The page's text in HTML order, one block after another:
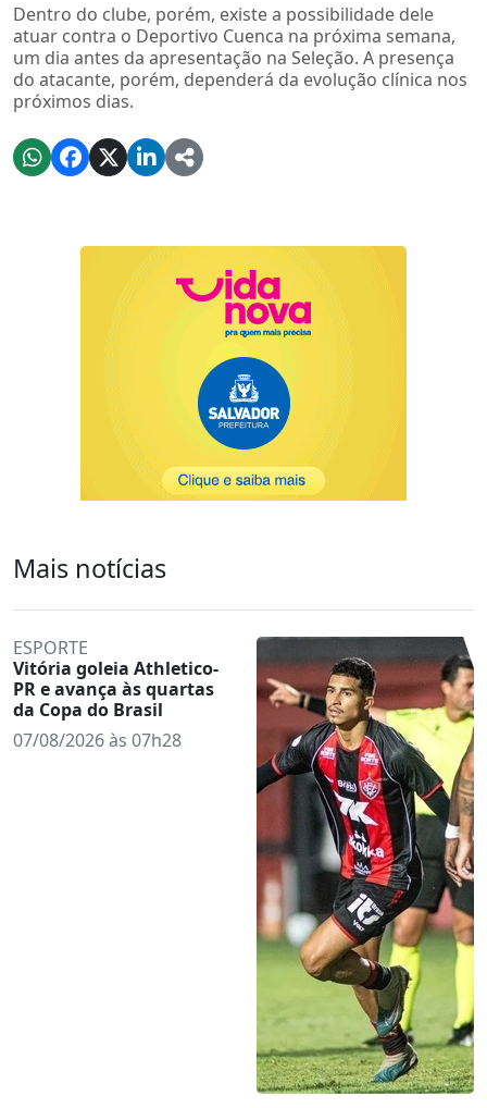
Dentro do clube, porém, existe a possibilidade dele
atuar contra o Deportivo Cuenca na próxima semana,
um dia antes da apresentação na Seleção. A presença
do atacante, porém, dependerá da evolução clínica nos
próximos dias.
Mais notícias
ESPORTE
Vitória goleia Athletico-
PR e avança às quartas
da Copa do Brasil
07/08/2026 às 07h28